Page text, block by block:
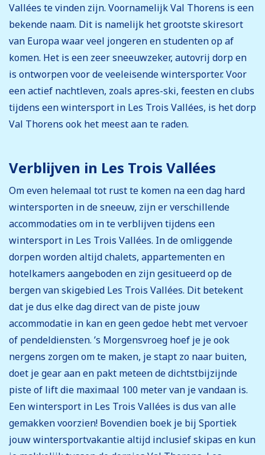
Vallées te vinden zijn. Voornamelijk Val Thorens is een
bekende naam. Dit is namelijk het grootste skiresort
van Europa waar veel jongeren en studenten op af
komen. Het is een zeer sneeuwzeker, autovrij dorp en
is ontworpen voor de veeleisende wintersporter. Voor
een actief nachtleven, zoals apres-ski, feesten en clubs
tijdens een wintersport in Les Trois Vallées, is het dorp
Val Thorens ook het meest aan te raden.
Verblijven in Les Trois Vallées
Om even helemaal tot rust te komen na een dag hard
wintersporten in de sneeuw, zijn er verschillende
accommodaties om in te verblijven tijdens een
wintersport in Les Trois Vallées. In de omliggende
dorpen worden altijd chalets, appartementen en
hotelkamers aangeboden en zijn gesitueerd op de
bergen van skigebied Les Trois Vallées. Dit betekent
dat je dus elke dag direct van de piste jouw
accommodatie in kan en geen gedoe hebt met vervoer
of pendeldiensten. ’s Morgensvroeg hoef je je ook
nergens zorgen om te maken, je stapt zo naar buiten,
doet je gear aan en pakt meteen de dichtstbijzijnde
piste of lift die maximaal 100 meter van je vandaan is.
Een wintersport in Les Trois Vallées is dus van alle
gemakken voorzien! Bovendien boek je bij Sportiek
jouw wintersportvakantie altijd inclusief skipas en kun